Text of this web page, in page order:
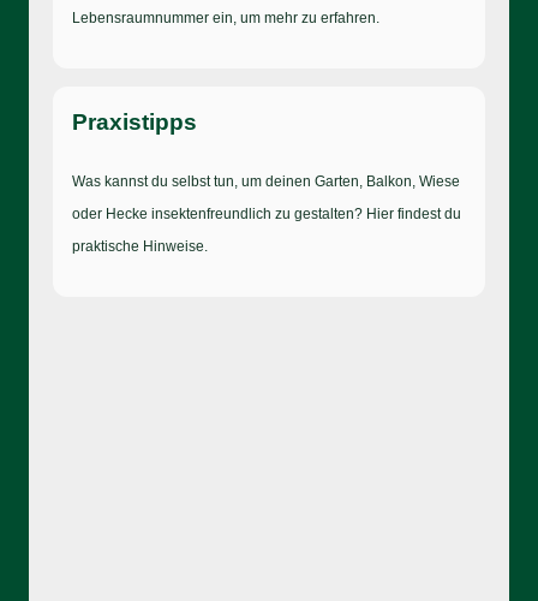
Lebensraumnummer ein, um mehr zu erfahren.
Praxistipps
Was kannst du selbst tun, um deinen Garten, Balkon, Wiese
oder Hecke insektenfreundlich zu gestalten? Hier findest du
praktische Hinweise.